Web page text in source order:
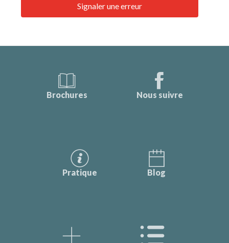
Signaler une erreur
Brochures Nous suivre
Pratique Blog